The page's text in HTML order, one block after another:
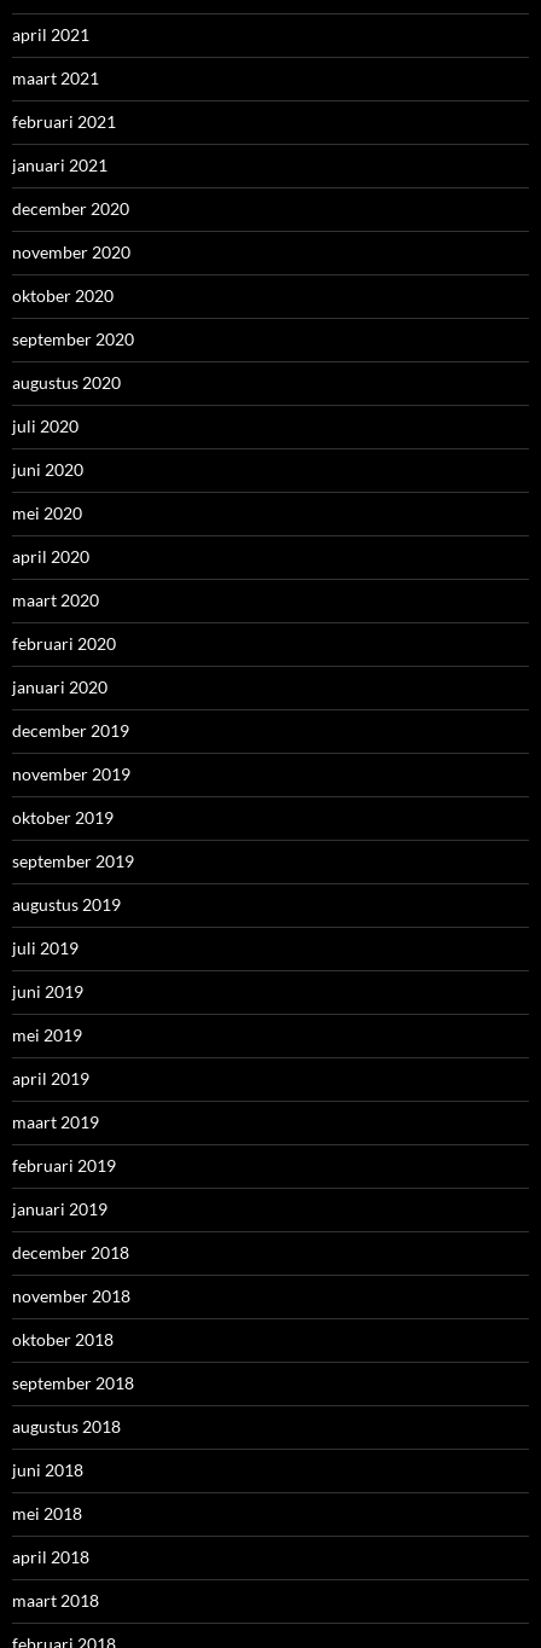
april 2021
maart 2021
februari 2021
januari 2021
december 2020
november 2020
oktober 2020
september 2020
augustus 2020
juli 2020
juni 2020
mei 2020
april 2020
maart 2020
februari 2020
januari 2020
december 2019
november 2019
oktober 2019
september 2019
augustus 2019
juli 2019
juni 2019
mei 2019
april 2019
maart 2019
februari 2019
januari 2019
december 2018
november 2018
oktober 2018
september 2018
augustus 2018
juni 2018
mei 2018
april 2018
maart 2018
februari 2018